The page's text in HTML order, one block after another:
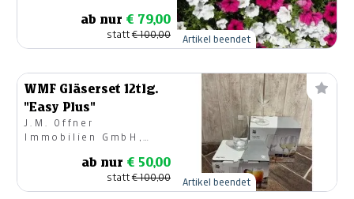
ab nur € 79,00
statt€ 100,00 Artikel beendet
WMF Gläserset 12tlg.
"Easy Plus"
J.M. Offner
Immobilien GmbH,
ab nur € 50,00
statt€ 100,00 Artikel beendet